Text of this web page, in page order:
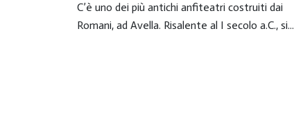
C’è uno dei più antichi anfiteatri costruiti dai
Romani, ad Avella. Risalente al I secolo a.C., si...